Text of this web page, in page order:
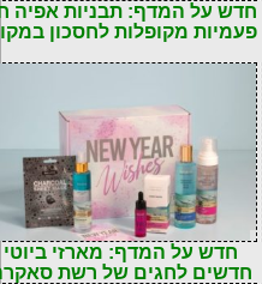
חדש על המדף: תבניות אפיה
פעמיות מקופלות לחסכון
חדש על המדף: מארזי ביוטי
חדשים לחגים של רשת